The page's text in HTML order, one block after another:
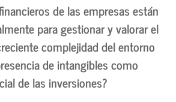
de las empresas están
para gestionar y valorar el
complejidad del entorno
de intangibles como
de las inversiones?